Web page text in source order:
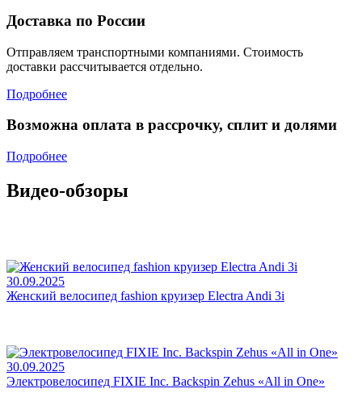
Доставка по Росcии
Отправляем транспортными компаниями. Стоимость
доставки рассчитывается отдельно.
Подробнее
Возможна оплата в рассрочку, сплит и долями
Подробнее
Видео-обзоры
30.09.2025
Женский велосипед fashion круизер Electra Andi 3i
30.09.2025
Электровелосипед FIXIE Inc. Backspin Zehus «All in One»